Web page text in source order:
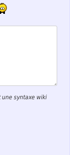
syntaxe wiki